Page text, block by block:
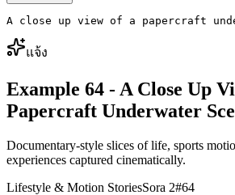
A close up view of a papercraft
แจ้ง
Example 64 - A Close Up
Papercraft Underwater
Documentary-style slices of life, sports
experiences captured cinematically.
Lifestyle & Motion StoriesSora 2#64